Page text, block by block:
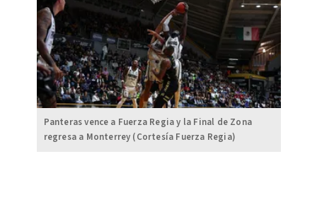
Panteras vence a Fuerza Regia y la Final de Zona
regresa a Monterrey (Cortesía Fuerza Regia)